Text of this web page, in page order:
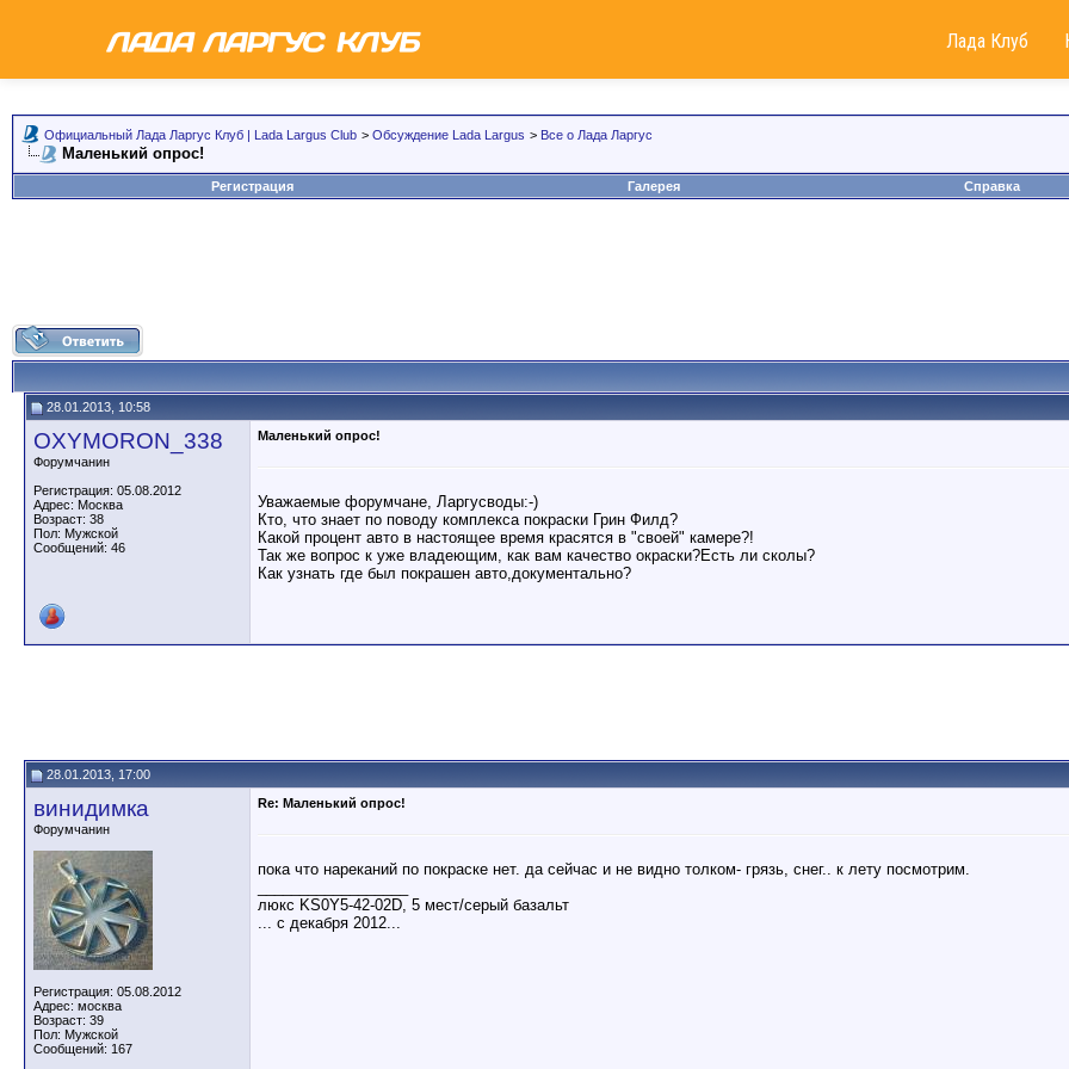
Лада Клуб
Официальный Лада Ларгус Клуб | Lada Largus Club > Обсуждение Lada Largus > Все о Лада Ларгус
Маленький опрос!
Регистрация Галерея Справка
28.01.2013, 10:58
OXYMORON_338
Форумчанин
Регистрация: 05.08.2012
Адрес: Москва
Возраст: 38
Пол: Мужской
Сообщений: 46
Маленький опрос!
Уважаемые форумчане, Ларгусводы:-)
Кто, что знает по поводу комплекса покраски Грин Филд?
Какой процент авто в настоящее время красятся в "своей" камере?!
Так же вопрос к уже владеющим, как вам качество окраски?Есть ли сколы?
Как узнать где был покрашен авто,документально?
28.01.2013, 17:00
винидимка
Форумчанин
Регистрация: 05.08.2012
Адрес: москва
Возраст: 39
Пол: Мужской
Сообщений: 167
Re: Маленький опрос!
пока что нареканий по покраске нет. да сейчас и не видно толком- грязь, снег.. к лету посмотрим.
люкс KS0Y5-42-02D, 5 мест/серый базальт
... с декабря 2012...